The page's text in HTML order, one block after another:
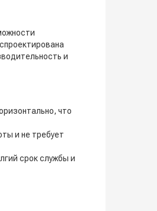
и
что
и не требует
срок службы и